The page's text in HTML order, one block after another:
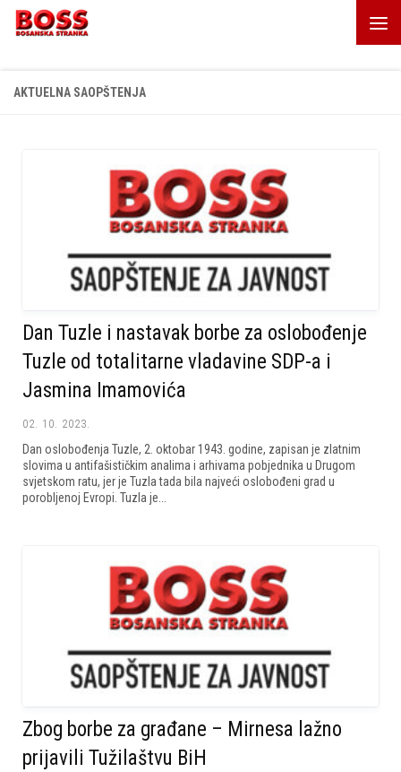
Skip to content
AKTUELNA SAOPŠTENJA
Dan Tuzle i nastavak borbe za oslobođenje
Tuzle od totalitarne vladavine SDP-a i
Jasmina Imamovića
02. 10. 2023.
Dan oslobođenja Tuzle, 2. oktobar 1943. godine, zapisan je zlatnim
slovima u antifašističkim analima i arhivama pobjednika u Drugom
svjetskom ratu, jer je Tuzla tada bila najveći oslobođeni grad u
porobljenoj Evropi. Tuzla je...
Zbog borbe za građane – Mirnesa lažno
prijavili Tužilaštvu BiH